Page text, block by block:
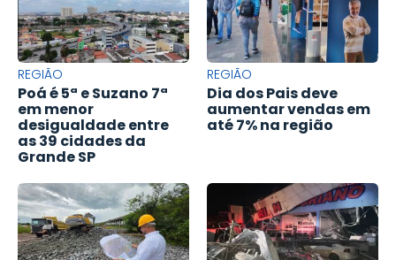
REGIÃO
Poá é 5ª e Suzano 7ª
em menor
desigualdade entre
as 39 cidades da
Grande SP
REGIÃO
Dia dos Pais deve
aumentar vendas em
até 7% na região